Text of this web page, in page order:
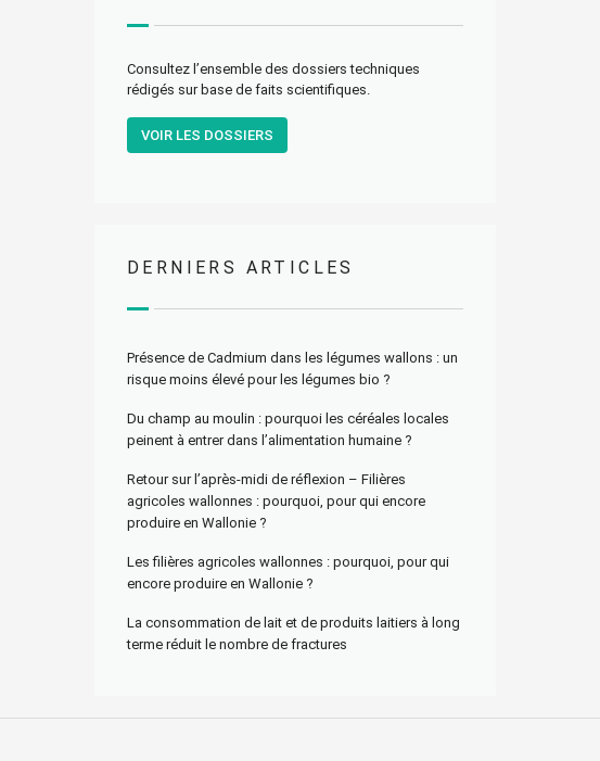
Consultez l’ensemble des dossiers techniques
rédigés sur base de faits scientifiques.
VOIR LES DOSSIERS
DERNIERS ARTICLES
Présence de Cadmium dans les légumes wallons : un
risque moins élevé pour les légumes bio ?
Du champ au moulin : pourquoi les céréales locales
peinent à entrer dans l’alimentation humaine ?
Retour sur l’après-midi de réflexion – Filières
agricoles wallonnes : pourquoi, pour qui encore
produire en Wallonie ?
Les filières agricoles wallonnes : pourquoi, pour qui
encore produire en Wallonie ?
La consommation de lait et de produits laitiers à long
terme réduit le nombre de fractures